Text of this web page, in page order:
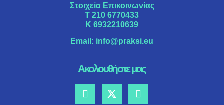
Στοιχεία Επικοινωνίας
Τ 210 6770433
K 6932210639
Email: info@praksi.eu
Ακολουθήστε μας